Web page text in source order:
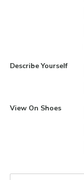
Describe Yourself
View On Shoes